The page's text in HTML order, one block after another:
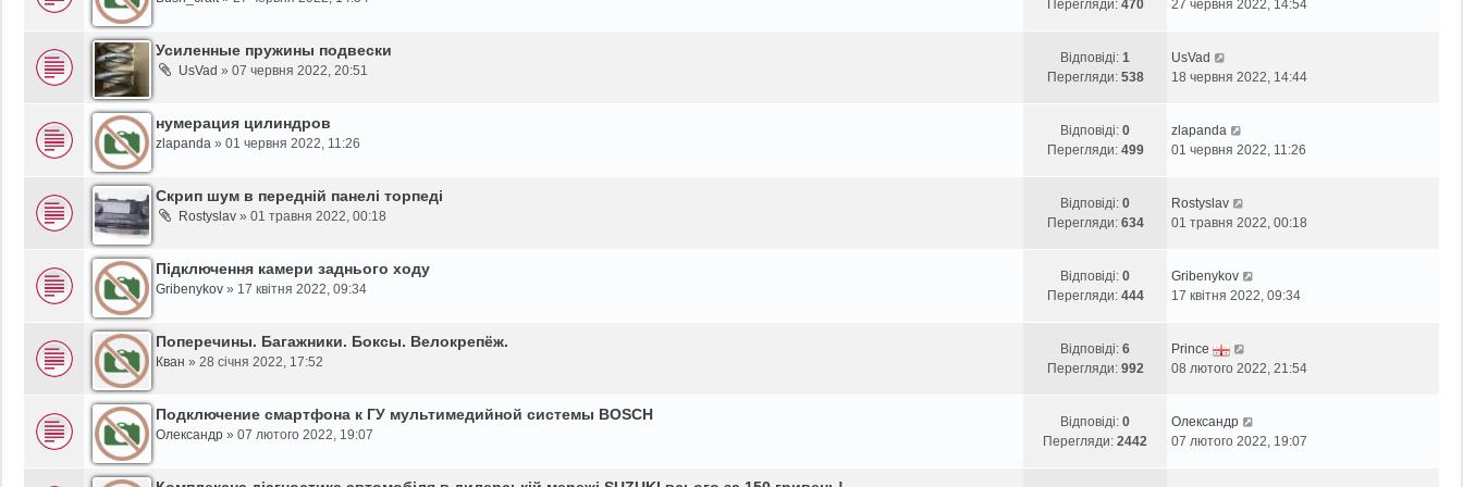
Перегляди: 470 27 червня 2022, 14:54
Усиленные пружины подвески
UsVad » 07 червня 2022, 20:51
Відповіді: 1
Перегляди: 538
UsVad
18 червня 2022, 14:44
нумерация цилиндров
zlapanda » 01 червня 2022, 11:26
Відповіді: 0
Перегляди: 499
zlapanda
01 червня 2022, 11:26
Скрип шум в передній панелі торпеді
Rostyslav » 01 травня 2022, 00:18
Відповіді: 0
Перегляди: 634
Rostyslav
01 травня 2022, 00:18
Підключення камери заднього ходу
Gribenykov » 17 квітня 2022, 09:34
Відповіді: 0
Перегляди: 444
Gribenykov
17 квітня 2022, 09:34
Поперечины. Багажники. Боксы. Велокрепёж.
Кван » 28 січня 2022, 17:52
Відповіді: 6
Перегляди: 992
Prince
08 лютого 2022, 21:54
Подключение смартфона к ГУ мультимедийной системы BOSCH
Олександр » 07 лютого 2022, 19:07
Відповіді: 0
Перегляди: 2442
Олександр
07 лютого 2022, 19:07